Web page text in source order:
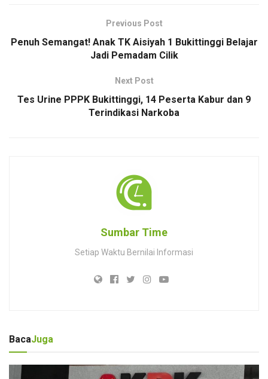
Previous Post
Penuh Semangat! Anak TK Aisiyah 1 Bukittinggi Belajar
Jadi Pemadam Cilik
Next Post
Tes Urine PPPK Bukittinggi, 14 Peserta Kabur dan 9
Terindikasi Narkoba
Sumbar Time
Setiap Waktu Bernilai Informasi
BacaJuga